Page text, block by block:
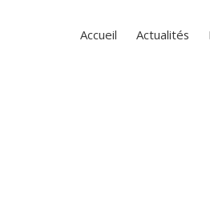
Accueil Actualités